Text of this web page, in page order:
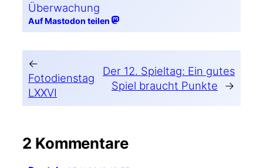
Überwachung
Auf Mastodon teilen
←
Fotodienstag
LXXVI
Der 12. Spieltag: Ein gutes
Spiel braucht Punkte
→
2 Kommentare